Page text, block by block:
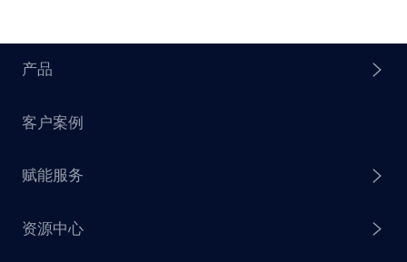
产品
探迹 AI Agent
探迹 AI 拓客
客户案例
赋能服务
资源中心